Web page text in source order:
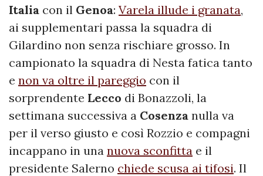
Italia con il Genoa: Varela illude i granata,
ai supplementari passa la squadra di
Gilardino non senza rischiare grosso. In
campionato la squadra di Nesta fatica tanto
e non va oltre il pareggio con il
sorprendente Lecco di Bonazzoli, la
settimana successiva a Cosenza nulla va
per il verso giusto e così Rozzio e compagni
incappano in una nuova sconfitta e il
presidente Salerno chiede scusa ai tifosi. Il